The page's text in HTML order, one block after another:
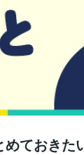
めておき